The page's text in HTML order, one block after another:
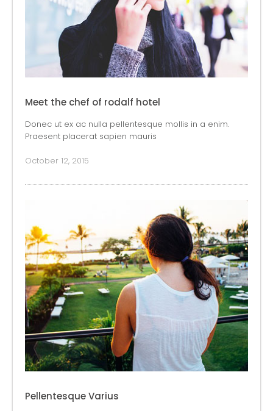
Meet the chef of rodalf hotel
Donec ut ex ac nulla pellentesque mollis in a enim.
Praesent placerat sapien mauris
October 12, 2015
Pellentesque Varius